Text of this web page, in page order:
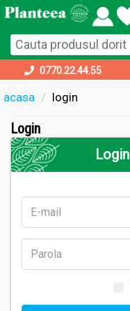
0770.22.44.55
acasa login
Login
Login